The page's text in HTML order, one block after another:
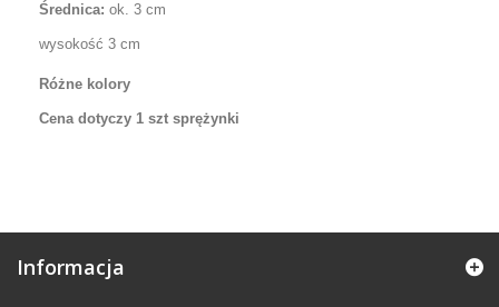
Średnica: ok. 3 cm
wysokość 3 cm
Różne kolory
Cena dotyczy 1 szt sprężynki
Informacja